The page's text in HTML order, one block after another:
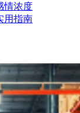
情浓度
用指南